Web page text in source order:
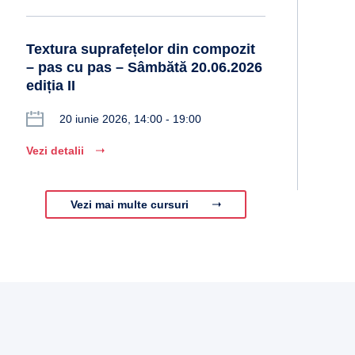
Textura suprafețelor din compozit
– pas cu pas – Sâmbătă 20.06.2026
ediția II
20 iunie 2026, 14:00 - 19:00
Vezi detalii
Vezi mai multe cursuri